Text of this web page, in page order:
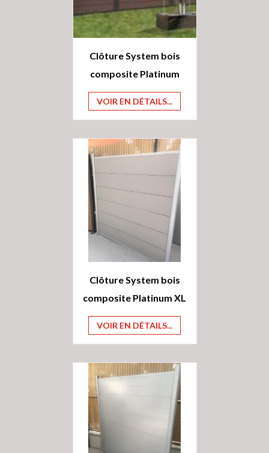
Clôture System bois
composite Platinum
VOIR EN DÉTAILS...
Clôture System bois
composite Platinum XL
VOIR EN DÉTAILS...